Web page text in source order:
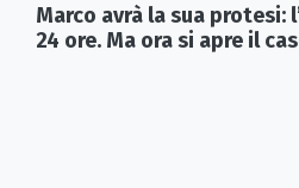
Marco avrà la sua protesi:
24 ore. Ma ora si apre il